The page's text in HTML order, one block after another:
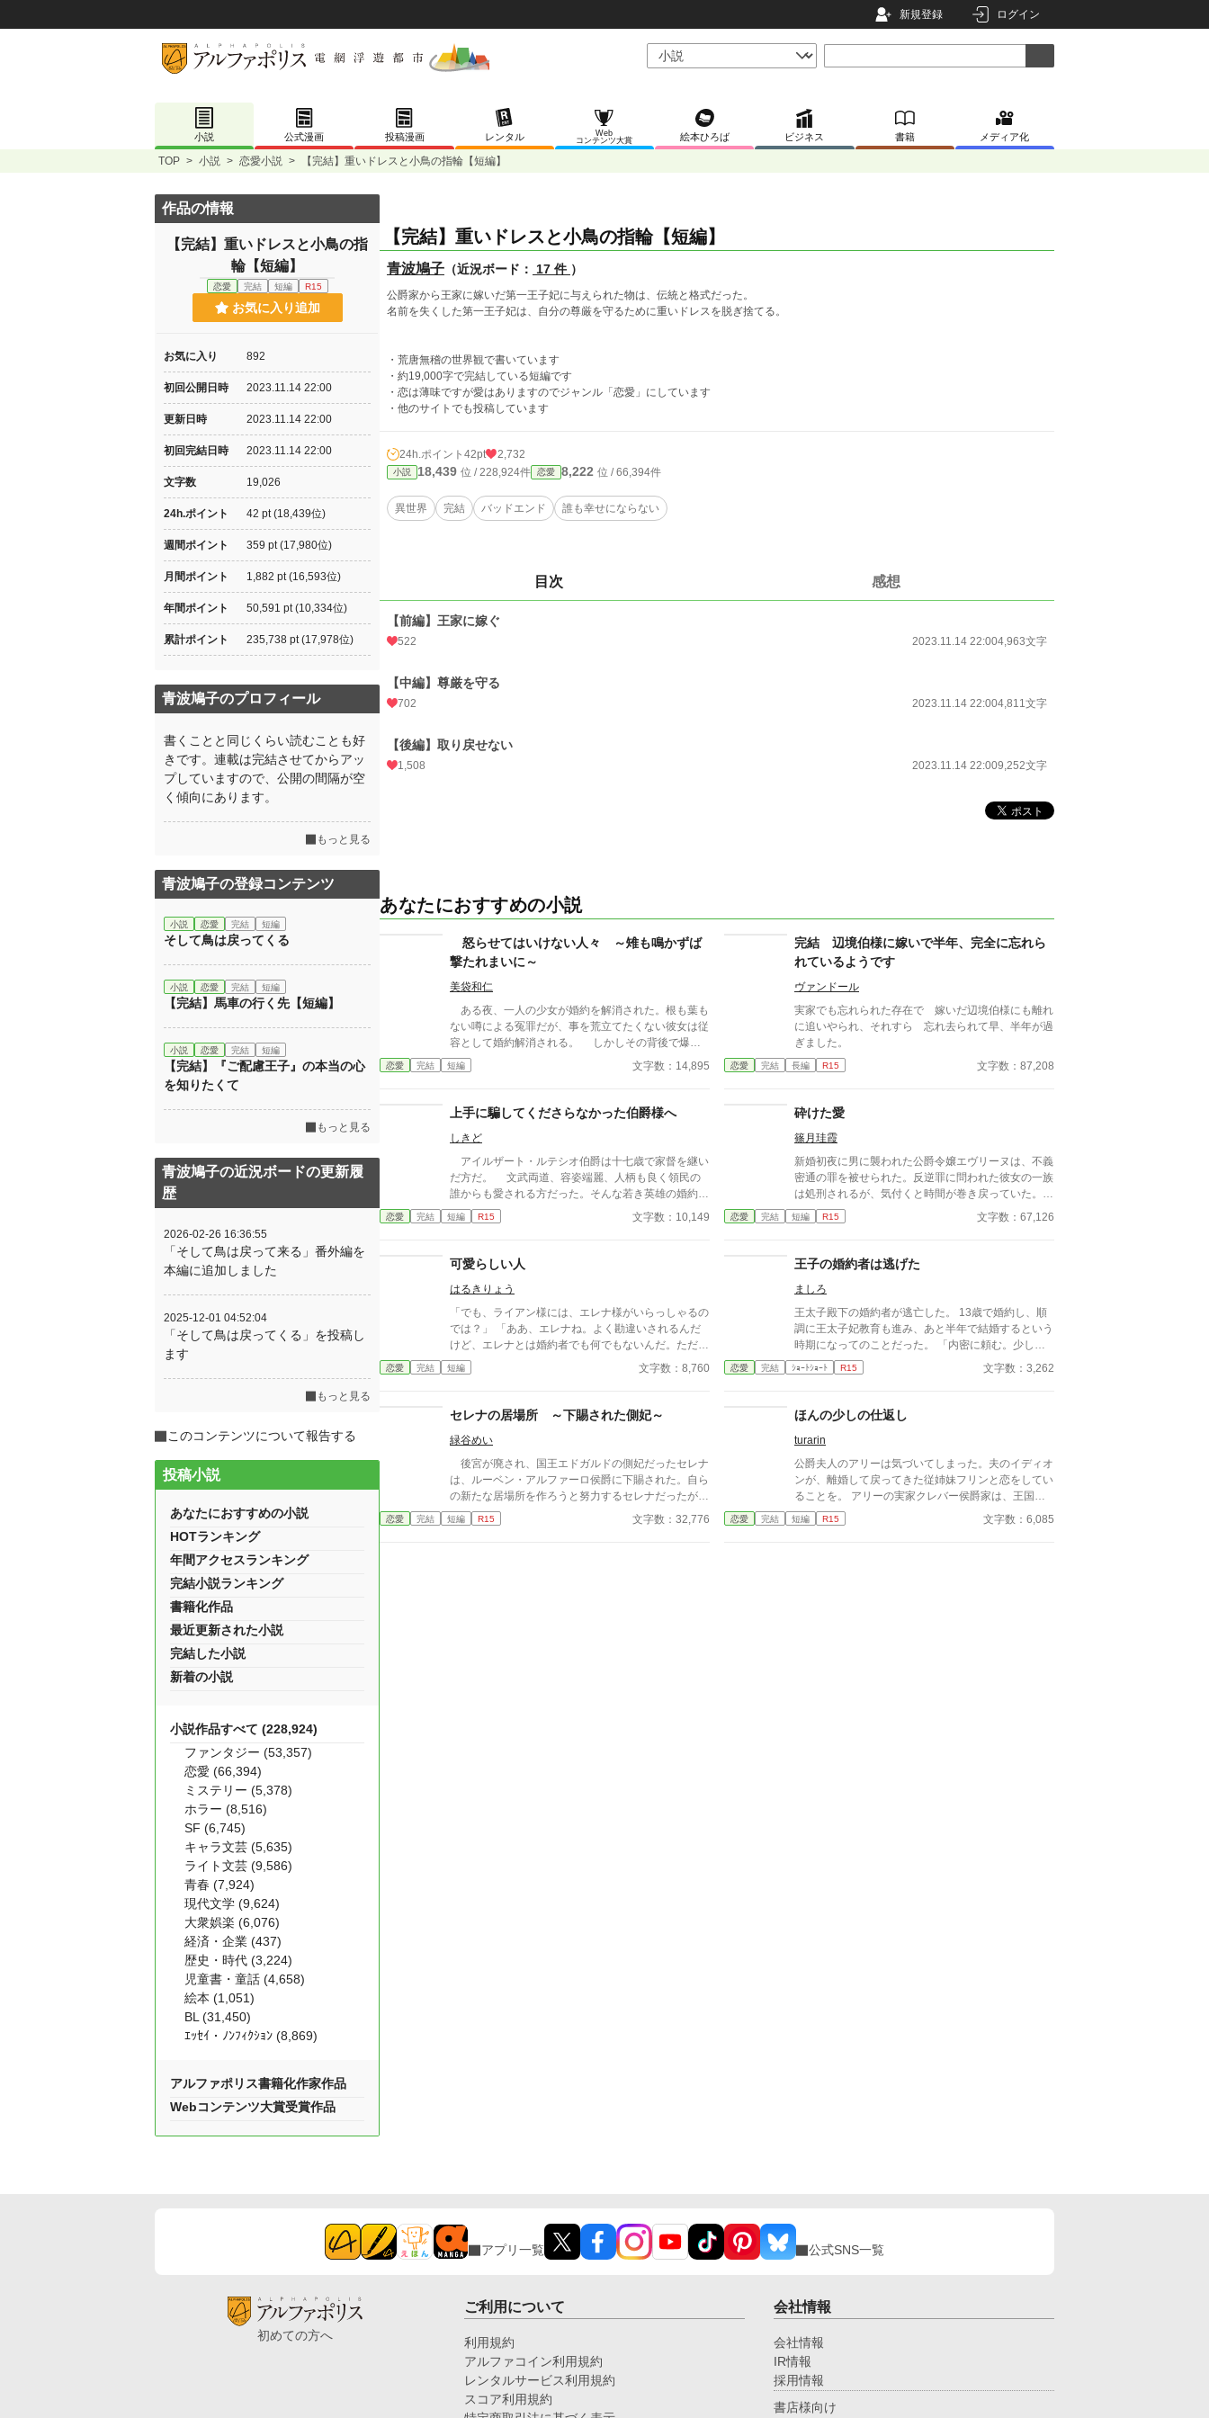
新規登録 ログイン
小説 公式漫画 投稿漫画 レンタル
Web
コンテンツ大賞
絵本ひろば ビジネス 書籍 メディア化
TOP > 小説 > 恋愛小説 > 【完結】重いドレスと小鳥の指輪【短編】
【完結】重いドレスと小鳥の指輪【短編】
青波鳩子 （近況ボード： 17 件 ）
公爵家から王家に嫁いだ第一王子妃に与えられた物は、伝統と格式だった。
名前を失くした第一王子妃は、自分の尊厳を守るために重いドレスを脱ぎ捨てる。
・荒唐無稽の世界観で書いています
・約19,000字で完結している短編です
・恋は薄味ですが愛はありますのでジャンル「恋愛」にしています
・他のサイトでも投稿しています
24h.ポイント 42pt 2,732
小説 18,439 位 / 228,924件 恋愛 8,222 位 / 66,394件
異世界 完結 バッドエンド 誰も幸せにならない
目次 感想
【前編】王家に嫁ぐ
522 2023.11.14 22:004,963文字
【中編】尊厳を守る
702 2023.11.14 22:004,811文字
【後編】取り戻せない
1,508 2023.11.14 22:009,252文字
あなたにおすすめの小説
怒らせてはいけない人々 ～雉も鳴かずば
撃たれまいに～
美袋和仁
ある夜、一人の少女が婚約を解消された。根も葉も
ない噂による冤罪だが、事を荒立てたくない彼女は従
容として婚約解消される。 しかしその背後で爆音
が轟き、一人の男性が姿を見せた。彼は少女の父親。
怒らせてはならない人々に繋がる少女の婚約解消
き。御笑覧下さると幸いです。
恋愛 完結 短編 文字数：14,895
完結 辺境伯様に嫁いで半年、完全に忘れら
れているようです
ヴァンドール
実家でも忘れられた存在で 嫁いだ辺境伯様にも離れ
に追いやられ、それすら 忘れ去られて早、半年が過
ぎました。
恋愛 完結 長編 R15 文字数：87,208
上手に騙してくださらなかった伯爵様へ
しきど
アイルザート・ルテシオ伯爵は十七歳で家督を継い
だ方だ。 文武両道、容姿端麗、人柄も良く領民の
誰からも愛される方だった。そんな若き英雄の婚約者
に選ばれたメリッサ・オードバーン子爵令嬢は、自身
を果報者と信じて疑っていなかった。 彼が屋敷の
では。 貴族に愛人がいる事など珍しくもない。そ
れでも、許せなかった。 メリッサにとってアイル
ザートは、本心から愛した人だったから。
恋愛 完結 短編 R15 文字数：10,149
砕けた愛
篠月珪霞
新婚初夜に男に襲われた公爵令嬢エヴリーヌは、不義
密通の罪を被せられた。反逆罪に問われた彼女の一族
は処刑されるが、気付くと時間が巻き戻っていた。
あなたへの愛？ そんなものとうに、砕け散ってしま
いました。
恋愛 完結 短編 R15 文字数：67,126
可愛らしい人
はるきりょう
「でも、ライアン様には、エレナ様がいらっしゃるの
では？」 「ああ、エレナね。よく勘違いされるんだ
けど、エレナとは婚約者でも何でもないんだ。ただの
幼馴染み」 「それにあいつはひとりで生きていける
から」 女性ながらに剣術を学ぶエレナは可愛げがな
てられる。 けれど、 「エレナ嬢」 「なんでしょう
か？」 その言葉でパートナー同伴の夜会に招待さ
れていたことを思い出した。いつものとおりライアン
と一緒に行くと思っていたので参加の返事を出してい
たのだ。 「……いいえ」 当日の欠席は著しく評価
と考えるのであれば、父親か兄に頼んででも行った方
恋愛 完結 短編 文字数：8,760
王子の婚約者は逃げた
ましろ
王太子殿下の婚約者が逃亡した。 13歳で婚約し、順
調に王太子妃教育も進み、あと半年で結婚するという
時期になってのことだった。 「内密に頼む。少し不
安になっただけだろう」 マクシミリアン王子は周囲
をそう説得し、秘密裏にジュリエットの捜索を命じ
設定です。 気を付けていますが、誤字脱字などがあ
る為、あとからこっそり修正することがあります。
恋愛 完結 ｼｮｰﾄｼｮｰﾄ R15 文字数：3,262
セレナの居場所 ～下賜された側妃～
緑谷めい
後宮が廃され、国王エドガルドの側妃だったセレナ
は、ルーベン・アルファーロ侯爵に下賜された。自ら
の新たな居場所を作ろうと努力するセレナだったが、
夫ルーベンの幼馴染だという伯爵家令嬢クラーラが頻
繁に屋敷を訪れることに違和感を覚える。
恋愛 完結 短編 R15 文字数：32,776
ほんの少しの仕返し
turarin
公爵夫人のアリーは気づいてしまった。夫のイディオ
ンが、離婚して戻ってきた従姉妹フリンと恋をしてい
ることを。 アリーの実家クレバー侯爵家は、王国一
の商会を経営している。その財力を頼られての政略結
婚であった。 アリーは皇太子マークと幼なじみであ
恋愛 完結 短編 R15 文字数：6,085
作品の情報
【完結】重いドレスと小鳥の指
輪【短編】
恋愛 完結 短編 R15
お気に入り追加
お気に入り 892
初回公開日時 2023.11.14 22:00
更新日時 2023.11.14 22:00
初回完結日時 2023.11.14 22:00
文字数 19,026
24h.ポイント 42 pt (18,439位)
週間ポイント 359 pt (17,980位)
月間ポイント 1,882 pt (16,593位)
年間ポイント 50,591 pt (10,334位)
累計ポイント 235,738 pt (17,978位)
青波鳩子のプロフィール
書くことと同じくらい読むことも好
きです。連載は完結させてからアッ
プしていますので、公開の間隔が空
く傾向にあります。
もっと見る
青波鳩子の登録コンテンツ
小説 恋愛 完結 短編
そして鳥は戻ってくる
小説 恋愛 完結 短編
【完結】馬車の行く先【短編】
小説 恋愛 完結 短編
【完結】『ご配慮王子』の本当の心
を知りたくて
もっと見る
青波鳩子の近況ボードの更新履
歴
2026-02-26 16:36:55
「そして鳥は戻って来る」番外編を
本編に追加しました
2025-12-01 04:52:04
「そして鳥は戻ってくる」を投稿し
ます
もっと見る
このコンテンツについて報告する
投稿小説
あなたにおすすめの小説
HOTランキング
年間アクセスランキング
完結小説ランキング
書籍化作品
最近更新された小説
完結した小説
新着の小説
小説作品すべて (228,924)
ファンタジー (53,357)
恋愛 (66,394)
ミステリー (5,378)
ホラー (8,516)
SF (6,745)
キャラ文芸 (5,635)
ライト文芸 (9,586)
青春 (7,924)
現代文学 (9,624)
大衆娯楽 (6,076)
経済・企業 (437)
歴史・時代 (3,224)
児童書・童話 (4,658)
絵本 (1,051)
BL (31,450)
ｴｯｾｲ・ﾉﾝﾌｨｸｼｮﾝ (8,869)
アルファポリス書籍化作家作品
Webコンテンツ大賞受賞作品
アプリ一覧 公式SNS一覧
初めての方へ
ご利用について
利用規約
アルファコイン利用規約
レンタルサービス利用規約
スコア利用規約
会社情報
会社情報
IR情報
採用情報
書店様向け